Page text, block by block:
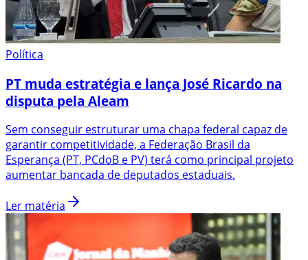
Política
PT muda estratégia e lança José Ricardo na
disputa pela Aleam
Sem conseguir estruturar uma chapa federal capaz de
garantir competitividade, a Federação Brasil da
Esperança (PT, PCdoB e PV) terá como principal projeto
aumentar bancada de deputados estaduais.
Ler matéria